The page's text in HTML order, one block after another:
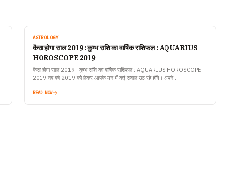
ASTROLOGY
कैसा होगा साल 2019 : कुम्भ राशि का वार्षिक राशिफल : AQUARIUS
HOROSCOPE 2019
कैसा होगा साल 2019 : कुम्भ राशि का वार्षिक राशिफल : AQUARIUS HOROSCOPE
2019 नव वर्ष 2019 को लेकर आपके मन में कई सवाल उठ रहे होंगे। अपने…
READ NOW